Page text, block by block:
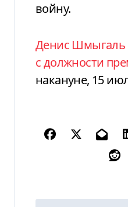
войну.
Денис Шмыгаль
с должности
накануне, 15